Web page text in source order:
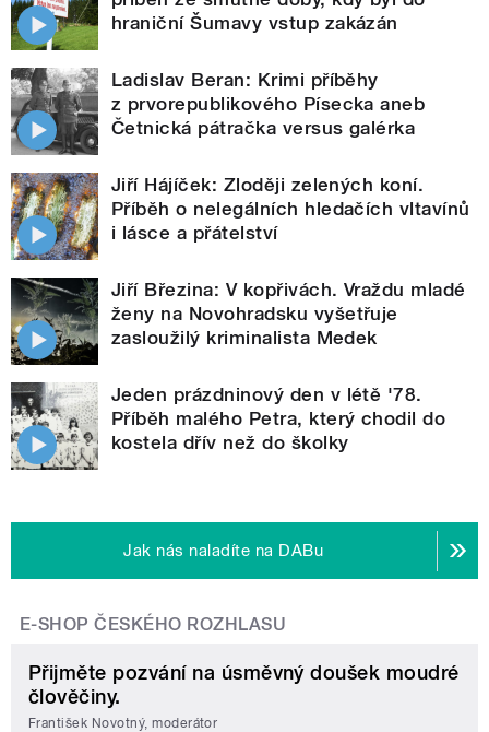
hraniční Šumavy vstup zakázán
Ladislav Beran: Krimi příběhy
z prvorepublikového Písecka aneb
Četnická pátračka versus galérka
Jiří Hájíček: Zloději zelených koní.
Příběh o nelegálních hledačích vltavínů
i lásce a přátelství
Jiří Březina: V kopřivách. Vraždu mladé
ženy na Novohradsku vyšetřuje
zasloužilý kriminalista Medek
Jeden prázdninový den v létě '78.
Příběh malého Petra, který chodil do
kostela dřív než do školky
Jak nás naladíte na DABu
E-SHOP ČESKÉHO ROZHLASU
Přijměte pozvání na úsměvný doušek moudré
člověčiny.
František Novotný, moderátor